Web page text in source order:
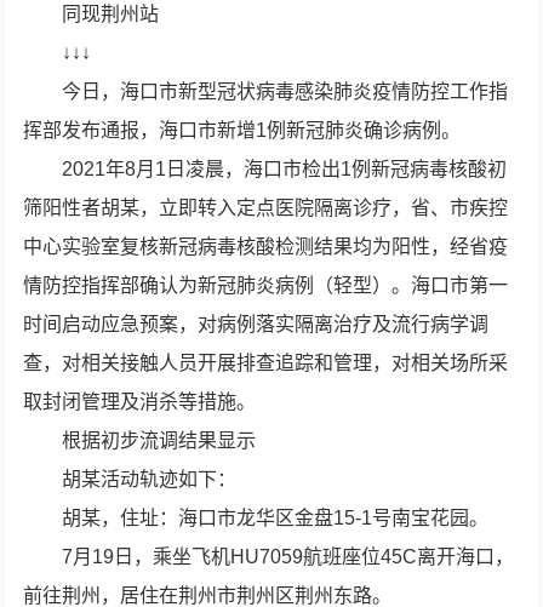
同现荆州站
↓↓↓
今日，海口市新型冠状病毒感染肺炎疫情防控工作指
挥部发布通报，海口市新增1例新冠肺炎确诊病例。
2021年8月1日凌晨，海口市检出1例新冠病毒核酸初
筛阳性者胡某，立即转入定点医院隔离诊疗，省、市疾控
中心实验室复核新冠病毒核酸检测结果均为阳性，经省疫
情防控指挥部确认为新冠肺炎病例（轻型）。海口市第一
时间启动应急预案，对病例落实隔离治疗及流行病学调
查，对相关接触人员开展排查追踪和管理，对相关场所采
取封闭管理及消杀等措施。
根据初步流调结果显示
胡某活动轨迹如下：
胡某，住址：海口市龙华区金盘15-1号南宝花园。
7月19日，乘坐飞机HU7059航班座位45C离开海口，
前往荆州，居住在荆州市荆州区荆州东路。